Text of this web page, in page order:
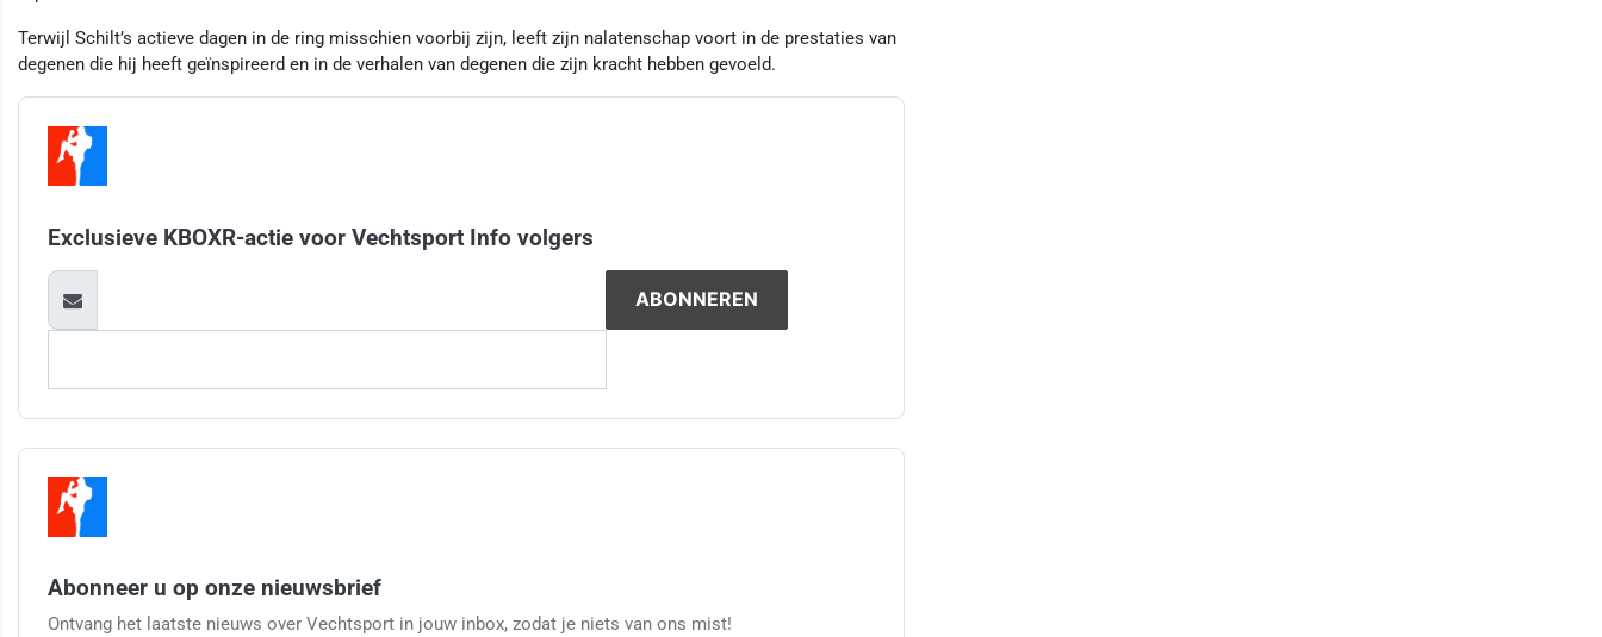
Terwijl Schilt’s actieve dagen in de ring misschien voorbij zijn, leeft zijn nalatenschap voort in de prestaties van
degenen die hij heeft geïnspireerd en in de verhalen van degenen die zijn kracht hebben gevoeld.
Exclusieve KBOXR-actie voor Vechtsport Info volgers
Abonneer u op onze nieuwsbrief
Ontvang het laatste nieuws over Vechtsport in jouw inbox, zodat je niets van ons mist!